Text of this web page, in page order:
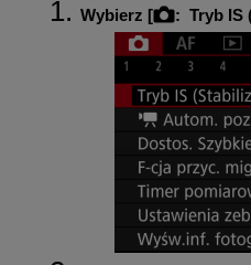
Wybierz [ : Tryb IS